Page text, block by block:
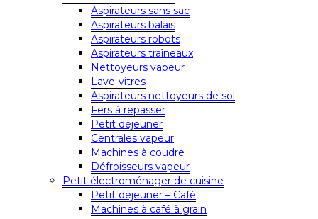
Aspirateurs sans sac
Aspirateurs balais
Aspirateurs robots
Aspirateurs traîneaux
Nettoyeurs vapeur
Lave-vitres
Aspirateurs nettoyeurs de sol
Fers à repasser
Petit déjeuner
Centrales vapeur
Machines à coudre
Défroisseurs vapeur
Petit électroménager de cuisine
Petit déjeuner – Café
Machines à café à grain